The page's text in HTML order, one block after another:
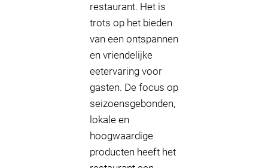
restaurant. Het is
trots op het bieden
van een ontspannen
en vriendelijke
eetervaring voor
gasten. De focus op
seizoensgebonden,
lokale en
hoogwaardige
producten heeft het